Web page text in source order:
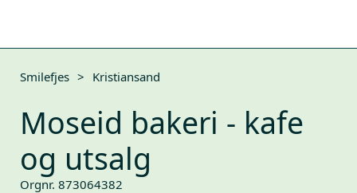
Smilefjes > Kristiansand
Moseid bakeri - kafe
og utsalg
Orgnr. 873064382